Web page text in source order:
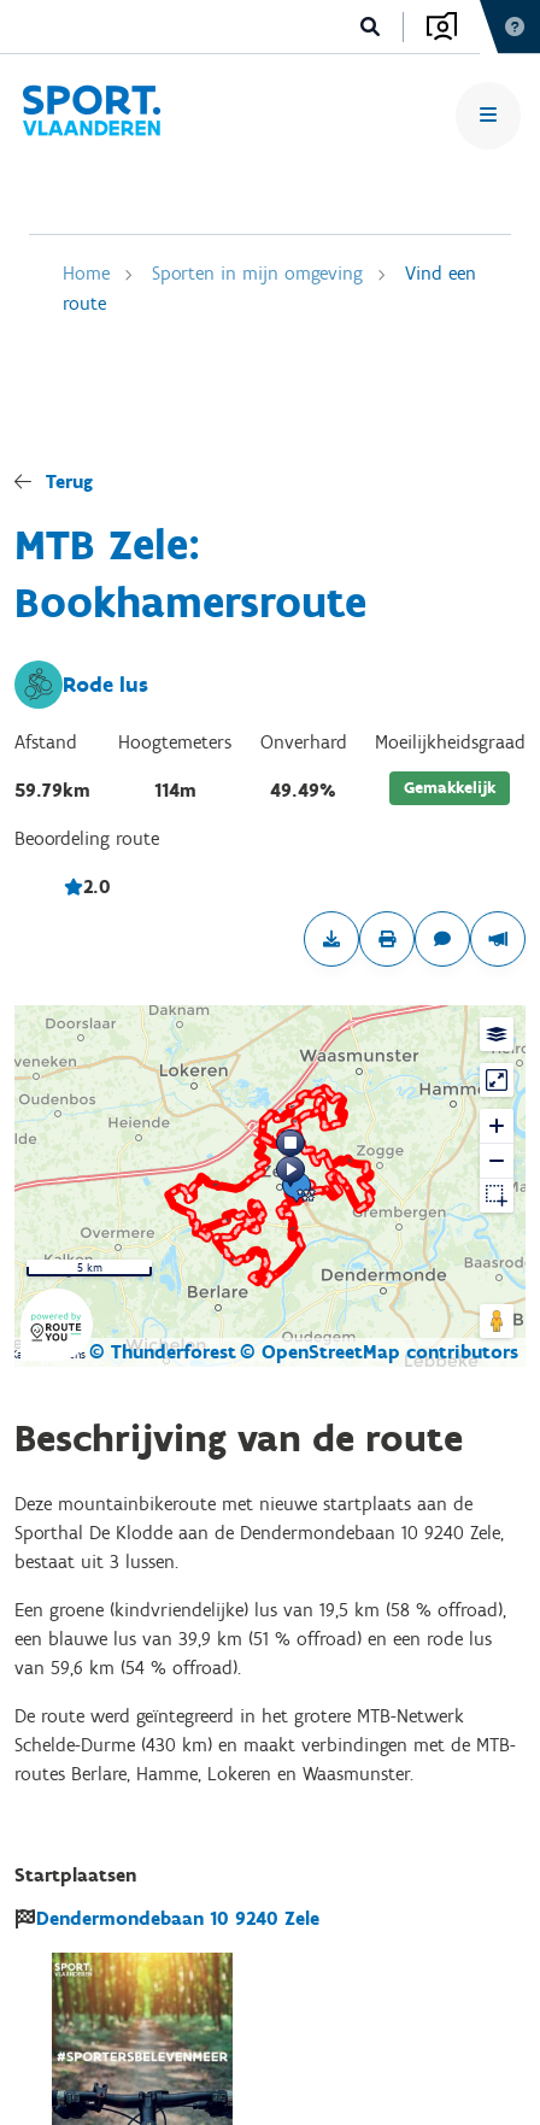
Home Sporten in mijn omgeving
Vind een
route
Terug
MTB Zele:
Bookhamersroute
Rode lus
Afstand
59.79km
Hoogtemeters
114m
Onverhard
49.49%
Moeilijkheidsgraad
Gemakkelijk
Beoordeling route
2.0
Kaartgegevens © Thunderforest© OpenStreetMap contributors
5 km
Beschrijving van de route
Deze mountainbikeroute met nieuwe startplaats aan de
Sporthal De Klodde aan de Dendermondebaan 10 9240 Zele,
bestaat uit 3 lussen.
Een groene (kindvriendelijke) lus van 19,5 km (58 % offroad),
een blauwe lus van 39,9 km (51 % offroad) en een rode lus
van 59,6 km (54 % offroad).
De route werd geïntegreerd in het grotere MTB-Netwerk
Schelde-Durme (430 km) en maakt verbindingen met de MTB-
routes Berlare, Hamme, Lokeren en Waasmunster.
Startplaatsen
Dendermondebaan 10 9240 Zele